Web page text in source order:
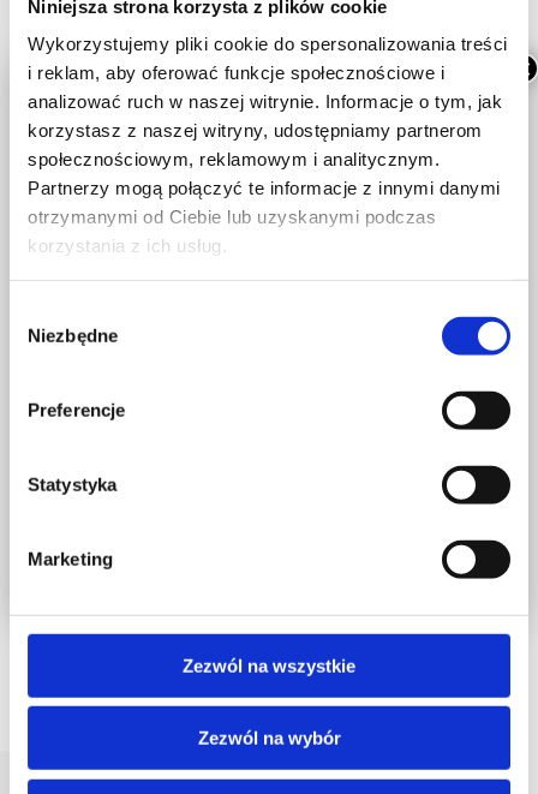
Niniejsza strona korzysta z plików cookie
Wykorzystujemy pliki cookie do spersonalizowania treści
i reklam, aby oferować funkcje społecznościowe i
analizować ruch w naszej witrynie. Informacje o tym, jak
korzystasz z naszej witryny, udostępniamy partnerom
społecznościowym, reklamowym i analitycznym.
Partnerzy mogą połączyć te informacje z innymi danymi
otrzymanymi od Ciebie lub uzyskanymi podczas
korzystania z ich usług.
Niezbędne
Preferencje
Statystyka
Marketing
Zezwól na wszystkie
Zezwól na wybór
weterynaryjną
ze swoim wężem.
22 150 38 20
Zmieniamy adres!
Od października 2026 r.
Przed przyjazdem na wizytę
×